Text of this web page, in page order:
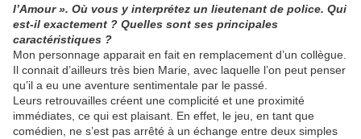
l’Amour ». Où vous y interprétez un lieutenant de police. Qui
est-il exactement ? Quelles sont ses principales
caractéristiques ?
Mon personnage apparait en fait en remplacement d’un collègue.
Il connait d’ailleurs très bien Marie, avec laquelle l’on peut penser
qu’il a eu une aventure sentimentale par le passé.
Leurs retrouvailles créent une complicité et une proximité
immédiates, ce qui est plaisant. En effet, le jeu, en tant que
comédien, ne s’est pas arrêté à un échange entre deux simples